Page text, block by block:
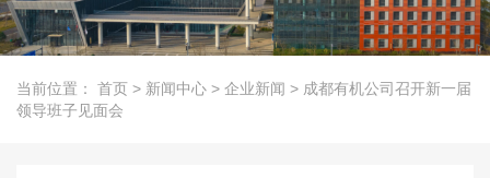
当前位置： 首页 > 新闻中心 > 企业新闻 > 成都有机公司召开新一届
领导班子见面会